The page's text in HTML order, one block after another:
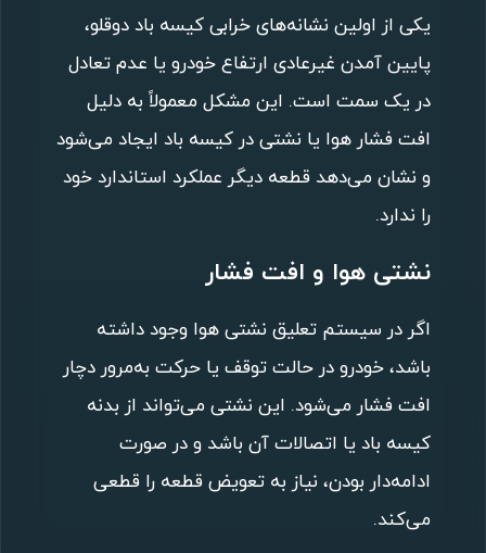
یکی از اولین نشانه‌های خرابی کیسه باد دوقلو،
پایین آمدن غیرعادی ارتفاع خودرو یا عدم تعادل
در یک سمت است. این مشکل معمولاً به دلیل
افت فشار هوا یا نشتی در کیسه باد ایجاد می‌شود
و نشان می‌دهد قطعه دیگر عملکرد استاندارد خود
را ندارد.
نشتی هوا و افت فشار
اگر در سیستم تعلیق نشتی هوا وجود داشته
باشد، خودرو در حالت توقف یا حرکت به‌مرور دچار
افت فشار می‌شود. این نشتی می‌تواند از بدنه
کیسه باد یا اتصالات آن باشد و در صورت
ادامه‌دار بودن، نیاز به تعویض قطعه را قطعی
می‌کند.